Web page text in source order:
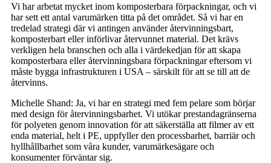
Vi har arbetat mycket inom komposterbara förpackningar, och vi
har sett ett antal varumärken titta på det området. Så vi har en
tredelad strategi där vi antingen använder återvinningsbart,
komposterbart eller införlivar återvunnet material. Det krävs
verkligen hela branschen och alla i värdekedjan för att skapa
komposterbara eller återvinningsbara förpackningar eftersom vi
måste bygga infrastrukturen i USA – särskilt för att se till att de
återvinns.
Michelle Shand: Ja, vi har en strategi med fem pelare som börjar
med design för återvinningsbarhet. Vi utökar prestandagränserna
för polyeten genom innovation för att säkerställa att filmer av ett
enda material, helt i PE, uppfyller den processbarhet, barriär och
hyllhållbarhet som våra kunder, varumärkesägare och
konsumenter förväntar sig.